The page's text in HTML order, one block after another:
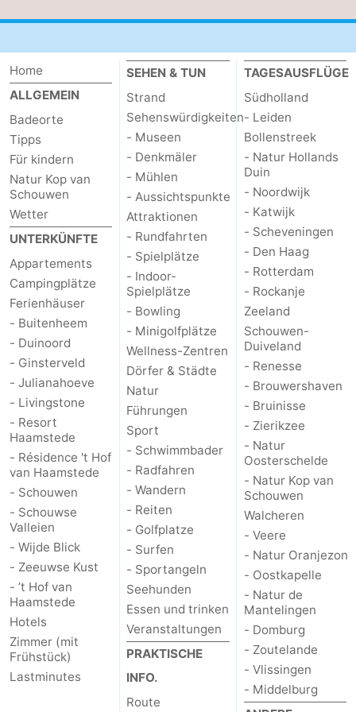
Home
ALLGEMEIN
Badeorte
Tipps
Für kindern
Natur Kop van
Schouwen
Wetter
UNTERKÜNFTE
Appartements
Campingplätze
Ferienhäuser
- Buitenheem
- Duinoord
- Ginsterveld
- Julianahoeve
- Livingstone
- Resort
Haamstede
- Résidence 't Hof
van Haamstede
- Schouwen
- Schouwse
Valleien
- Wijde Blick
- Zeeuwse Kust
- ’t Hof van
Haamstede
Hotels
Zimmer (mit
Frühstück)
Lastminutes
SEHEN & TUN
Strand
Sehenswürdigkeiten
- Museen
- Denkmäler
- Mühlen
- Aussichtspunkte
Attraktionen
- Rundfahrten
- Spielplätze
- Indoor-
Spielplätze
- Bowling
- Minigolfplätze
Wellness-Zentren
Dörfer & Städte
Natur
Führungen
Sport
- Schwimmbader
- Radfahren
- Wandern
- Reiten
- Golfplatze
- Surfen
- Sportangeln
Seehunden
Essen und trinken
Veranstaltungen
PRAKTISCHE
INFO.
Route
TAGESAUSFLÜGE
Südholland
- Leiden
Bollenstreek
- Natur Hollands
Duin
- Noordwijk
- Katwijk
- Scheveningen
- Den Haag
- Rotterdam
- Rockanje
Zeeland
Schouwen-
Duiveland
- Renesse
- Brouwershaven
- Bruinisse
- Zierikzee
- Natur
Oosterschelde
- Natur Kop van
Schouwen
Walcheren
- Veere
- Natur Oranjezon
- Oostkapelle
- Natur de
Mantelingen
- Domburg
- Zoutelande
- Vlissingen
- Middelburg